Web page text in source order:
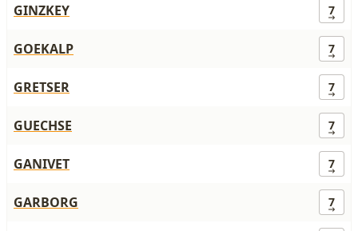
GINZKEY 7
GOEKALP 7
GRETSER 7
GUECHSE 7
GANIVET 7
GARBORG 7